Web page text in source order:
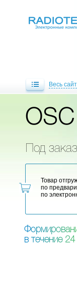
Весь сайт
Под
Товар
по
по
Формирован
в течение 24